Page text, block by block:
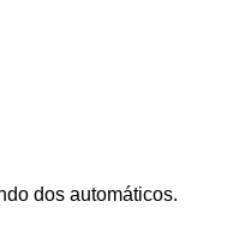
dos automáticos.